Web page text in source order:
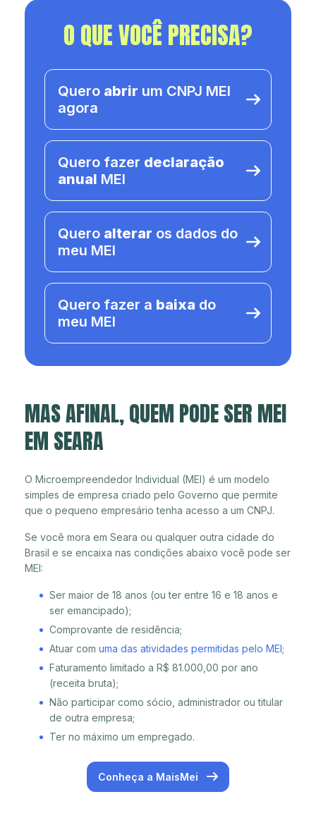
O QUE VOCÊ PRECISA?
Quero abrir um CNPJ MEI
agora
Quero fazer declaração
anual MEI
Quero alterar os dados do
meu MEI
Quero fazer a baixa do
meu MEI
MAS AFINAL, QUEM PODE SER MEI
EM SEARA
O Microempreendedor Individual (MEI) é um modelo
simples de empresa criado pelo Governo que permite
que o pequeno empresário tenha acesso a um CNPJ.
Se você mora em Seara ou qualquer outra cidade do
Brasil e se encaixa nas condições abaixo você pode ser
MEI:
Ser maior de 18 anos (ou ter entre 16 e 18 anos e
ser emancipado);
Comprovante de residência;
Atuar com uma das atividades permitidas pelo MEI;
Faturamento limitado a R$ 81.000,00 por ano
(receita bruta);
Não participar como sócio, administrador ou titular
de outra empresa;
Ter no máximo um empregado.
Conheça a MaisMei